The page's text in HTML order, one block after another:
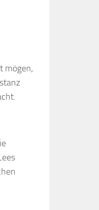
mögen,